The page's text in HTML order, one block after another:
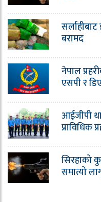
बरामद
नेपाल
एसपी र
आईजीपी
प्राविधिक
सिरहाको
समात्यो